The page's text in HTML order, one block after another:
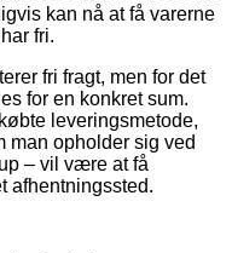
kan nå at få varerne
fri.
fri fragt, men for det
for en konkret sum.
leveringsmetode,
man opholder sig ved
– vil være at få
afhentningssted.